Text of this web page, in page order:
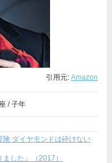
引用元: Amazon
/ 子年
ダイヤモンドは砕けない
した』（2017）